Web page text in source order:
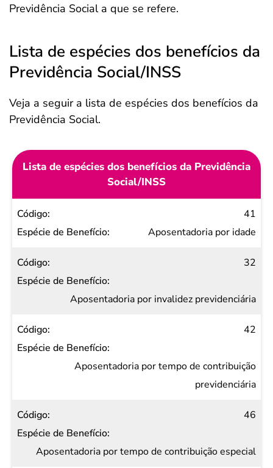
Previdência Social a que se refere.
Lista de espécies dos benefícios da
Previdência Social/INSS
Veja a seguir a lista de espécies dos benefícios da
Previdência Social.
Lista de espécies dos benefícios da Previdência
Social/INSS
Código
Espécie
Benefício
41
Aposentadoria por idade
32
Aposentadoria por invalidez previdenciária
42
Aposentadoria por tempo de contribuição
previdenciária
46
Aposentadoria por tempo de contribuição especial